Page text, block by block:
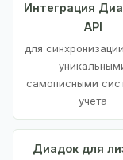
Интеграция
API
для
самописными
учета
Диадок для